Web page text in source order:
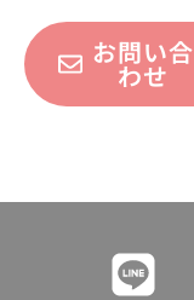
お問い合
わせ